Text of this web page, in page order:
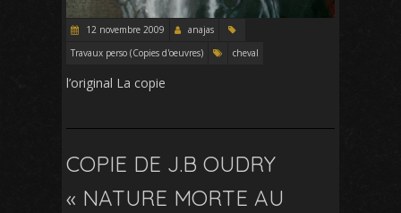
12 novembre 2009
anajas
Travaux perso (Copies d'oeuvres)
cheval
l’original La copie
COPIE DE J.B OUDRY
« NATURE MORTE AU